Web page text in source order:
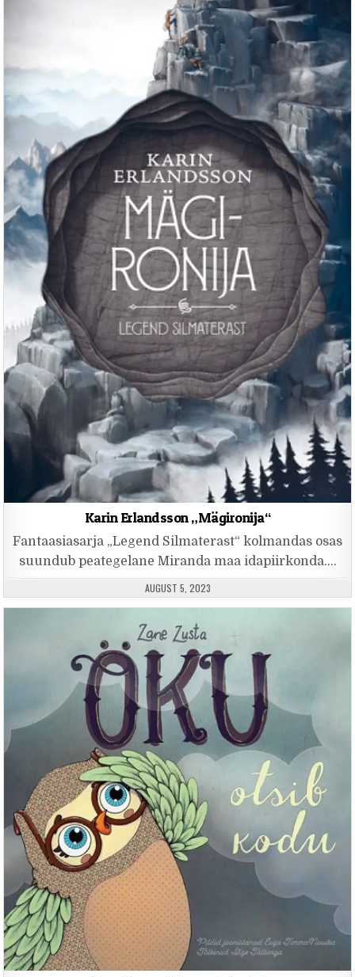
Karin Erlandsson „Mägironija“
Fantaasiasarja „Legend Silmaterast“ kolmandas osas
suundub peategelane Miranda maa idapiirkonda….
PUBLISHED DATE:
AUGUST 5, 2023